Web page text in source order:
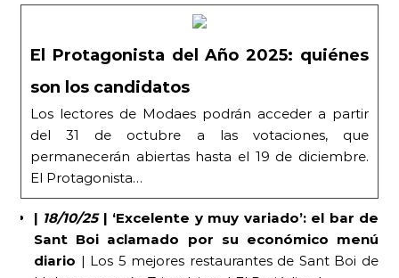
El Protagonista del Año 2025: quiénes
son los candidatos
Los lectores de Modaes podrán acceder a partir
del 31 de octubre a las votaciones, que
permanecerán abiertas hasta el 19 de diciembre.
El Protagonista…
| 18/10/25| ‘Excelente y muy variado’: el bar de
Sant Boi aclamado por su económico menú
diario | Los 5 mejores restaurantes de Sant Boi de